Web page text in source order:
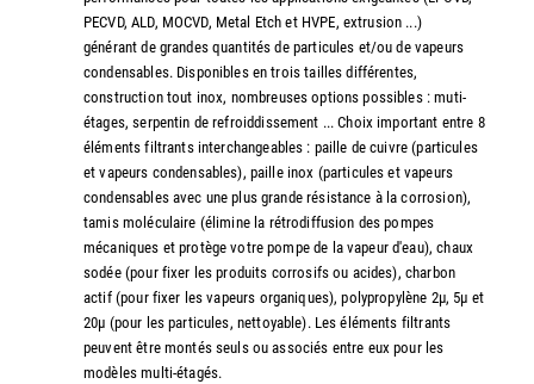
PECVD, ALD, MOCVD, Metal Etch et HVPE, extrusion ...)
générant de grandes quantités de particules et/ou de vapeurs
condensables. Disponibles en trois tailles différentes,
construction tout inox, nombreuses options possibles : muti-
étages, serpentin de refroiddissement ... Choix important entre 8
éléments filtrants interchangeables : paille de cuivre (particules
et vapeurs condensables), paille inox (particules et vapeurs
condensables avec une plus grande résistance à la corrosion),
tamis moléculaire (élimine la rétrodiffusion des pompes
mécaniques et protège votre pompe de la vapeur d'eau), chaux
sodée (pour fixer les produits corrosifs ou acides), charbon
actif (pour fixer les vapeurs organiques), polypropylène 2µ, 5µ et
20µ (pour les particules, nettoyable). Les éléments filtrants
peuvent être montés seuls ou associés entre eux pour les
modèles multi-étagés.